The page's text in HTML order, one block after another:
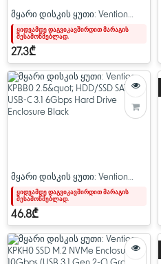
მყარი დისკის ყუთი: Vention
KPAB0 2.5" HDD/SSD SATA USB 3.0
5Gbps Hard Drive Enclosure Black
ყიდვამდე დაგვიკავშირდით მარაგის
შესამოწმებლად.
27.3₾
მყარი დისკის ყუთი: Vention
KPBB0 2.5" HDD/SSD SATA USB-C
3.1 6Gbps Hard Drive Enclosure
Black
ყიდვამდე დაგვიკავშირდით მარაგის
შესამოწმებლად.
46.8₾